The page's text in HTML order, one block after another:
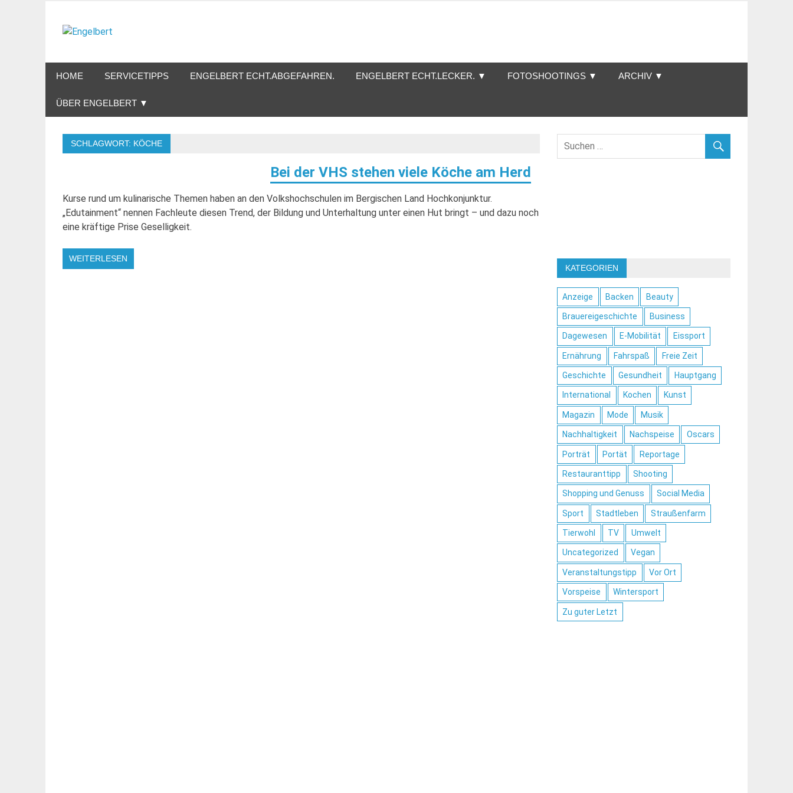
springen
HOME SERVICETIPPS ENGELBERT ECHT.ABGEFAHREN. ENGELBERT ECHT.LECKER. ▼ FOTOSHOOTINGS ▼ ARCHIV ▼
ÜBER ENGELBERT ▼
SCHLAGWORT: KÖCHE
Bei der VHS stehen viele Köche am Herd
Kurse rund um kulinarische Themen haben an den Volkshochschulen im Bergischen Land Hochkonjunktur.
„Edutainment“ nennen Fachleute diesen Trend, der Bildung und Unterhaltung unter einen Hut bringt – und dazu noch
eine kräftige Prise Geselligkeit.
WEITERLESEN
KATEGORIEN
Anzeige Backen Beauty
Brauereigeschichte Business
Dagewesen E-Mobilität Eissport
Ernährung Fahrspaß Freie Zeit
Geschichte Gesundheit Hauptgang
International Kochen Kunst
Magazin Mode Musik
Nachhaltigkeit Nachspeise Oscars
Porträt Portät Reportage
Restauranttipp Shooting
Shopping und Genuss Social Media
Sport Stadtleben Straußenfarm
Tierwohl TV Umwelt
Uncategorized Vegan
Veranstaltungstipp Vor Ort
Vorspeise Wintersport
Zu guter Letzt